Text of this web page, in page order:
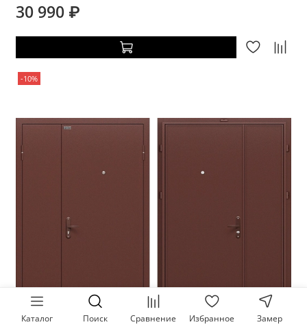
30 990 ₽
-10%
Каталог Поиск Сравнение Избранное Замер